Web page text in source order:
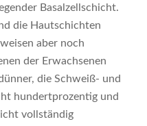
Basalzellschicht.
die Hautschichten
aber noch
der Erwachsenen
die Schweiß- und
hundertprozentig und
vollständig